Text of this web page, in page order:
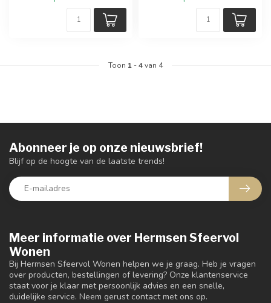
Toon 1 -4van 4
Meer informatie over Hermsen Sfeervol
Wonen
Bij Hermsen Sfeervol Wonen helpen we je graag. Heb je vragen
over producten, bestellingen of levering? Onze klantenservice
staat voor je klaar met persoonlijk advies en een snelle,
duidelijke service. Neem gerust contact met ons op.
Abonneer je op onze nieuwsbrief!
Blijf op de hoogte van de laatste trends!